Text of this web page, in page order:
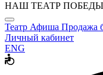
НАШ ТЕАТР ПОБЕДЫ
Театр Афиша Продажа
Личный кабинет
ENG